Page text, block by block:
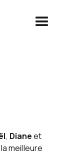
, Dianeet
meilleure